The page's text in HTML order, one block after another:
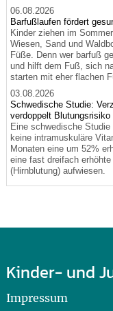
06.08.2026
Barfußlaufen fördert
Kinder ziehen im
Wiesen, Sand und
Füße. Denn wer barfuß
und hilft dem Fuß, sich
starten mit eher flachen
03.08.2026
Schwedische Studie:
verdoppelt Blutungsrisiko
Eine schwedische
keine intramuskuläre
Monaten eine um 52%
eine fast dreifach
(Hirnblutung) aufwiesen.
Kinder- und
Impressum